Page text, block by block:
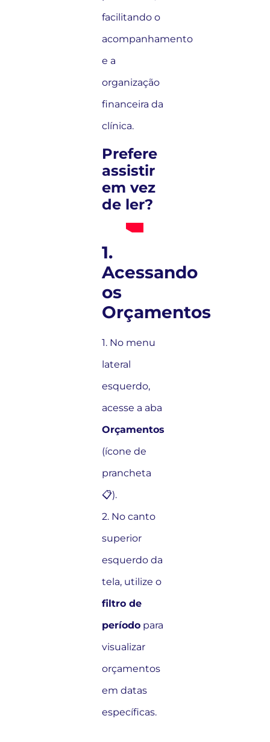
facilitando o
acompanhamento
e a
organização
financeira da
clínica.
Prefere
assistir
em vez
de ler?
1.
Acessando
os
Orçamentos
1. No menu
lateral
esquerdo,
acesse a aba
Orçamentos
(ícone de
prancheta
📋).
2. No canto
superior
esquerdo da
tela, utilize o
filtro de
período para
visualizar
orçamentos
em datas
específicas.